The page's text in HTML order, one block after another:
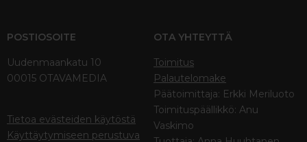
POSTIOSOITE
Uudenmaankatu 10
00015 OTAVAMEDIA
Tietoa evästeiden käytöstä
Käyttäytymiseen perustuva
OTA YHTEYTTÄ
Toimitus
Palautelomake
Päätoimittaja: Erkki Meriluoto
Toimituspäällikkö: Anu
Vaskimo